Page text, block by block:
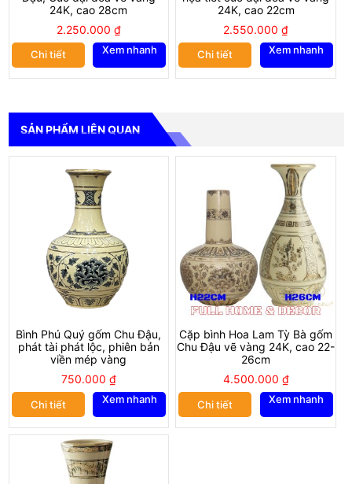
24K, cao 28cm
2.250.000 ₫
Xem nhanh
Chi tiết
24K, cao 22cm
2.550.000₫
Xem nhanh
Chi tiết
SẢN PHẨM LIÊN QUAN
Bình Phú Quý gốm Chu Đậu,
phát tài phát lộc, phiên bản
viền mép vàng
750.000 ₫
Xem nhanh
Chi tiết
Cặp bình Hoa Lam Tỳ Bà gốm
Chu Đậu vẽ vàng 24K, cao 22-
26cm
4.500.000 ₫
Xem nhanh
Chi tiết